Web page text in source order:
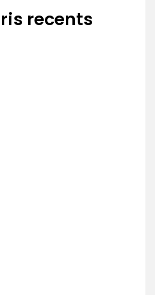
recents